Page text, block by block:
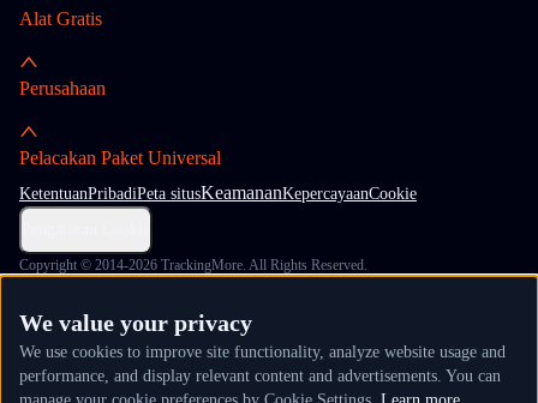
Alat Gratis
Perusahaan
Pelacakan Paket Universal
KetentuanPribadiPeta situsKeamananKepercayaanCookie
Copyright © 2014-2026 TrackingMore. All Rights Reserved.
We value your privacy
We use cookies to improve site functionality, analyze website usage and
performance, and display relevant content and advertisements. You can